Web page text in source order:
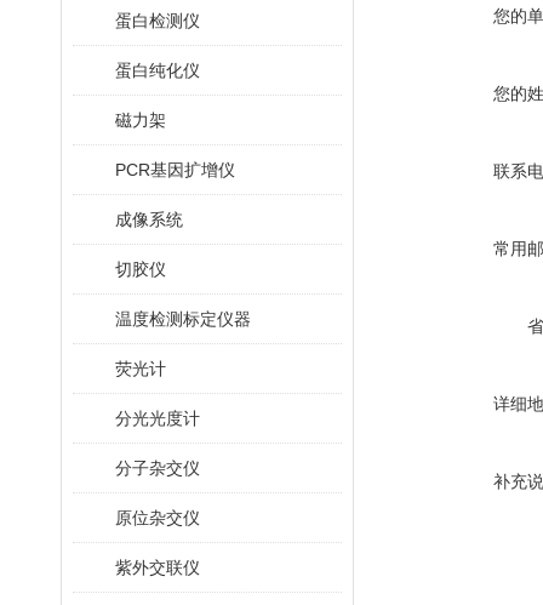
蛋白检测仪
蛋白纯化仪
磁力架
PCR基因扩增仪
成像系统
切胶仪
温度检测标定仪器
荧光计
分光光度计
分子杂交仪
原位杂交仪
紫外交联仪
您的
您的
联系
常用
详细
补充